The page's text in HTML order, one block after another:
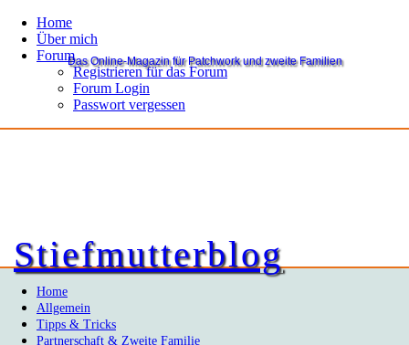
Home
Über mich
Forum
Registrieren für das Forum
Forum Login
Passwort vergessen
Stiefmutterblog
Das Online-Magazin für Patchwork und zweite Familien
Home
Allgemein
Tipps & Tricks
Partnerschaft & Zweite Familie